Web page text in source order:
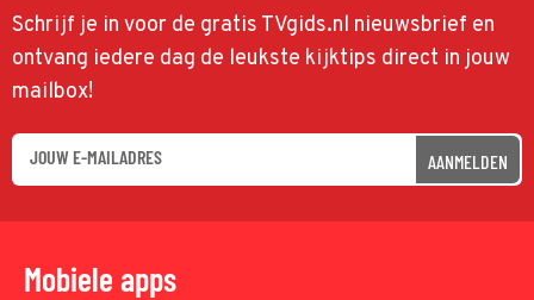
Schrijf je in voor de gratis TVgids.nl nieuwsbrief en
ontvang iedere dag de leukste kijktips direct in jouw
mailbox!
AANMELDEN
Mobiele apps